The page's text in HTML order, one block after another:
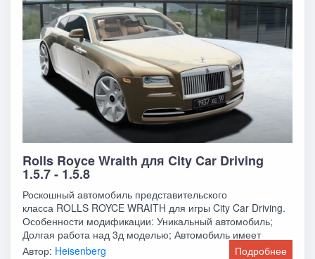
Rolls Royce Wraith для City Car Driving
1.5.7 - 1.5.8
Роскошный автомобиль представительского
класса ROLLS ROYCE WRAITH для игры City Car Driving.
Особенности модификации: Уникальный автомобиль;
Долгая работа над 3д моделью; Автомобиль имеет
собственный
Автор: Heisenberg Подробнее